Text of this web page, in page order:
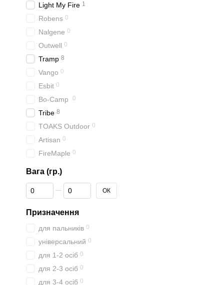
Light My Fire 1
Robens 0
Nalgene 0
Outwell 0
Tramp 8
Vango 0
Esbit 0
Bo-Camp 0
Tribe 8
TOAKS Outdoor 0
Artisan 0
FireMaple 0
Вага (гр.)
Від Вага (гр.)
До Вага (гр.) ОК
Призначення
для пальників 0
універсальний 0
для 1-2 осіб 0
для 2-3 осіб 0
для 3-4 осіб 0